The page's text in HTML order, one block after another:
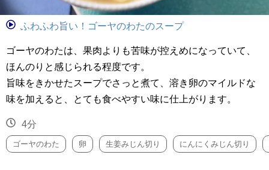
ふわふわ旨い！ゴーヤのわたのスープ
ゴーヤのわたは、果肉よりも苦味が控えめになっていて、
ほんのりと感じられる程度です。
旨味をきかせたスープでさっと煮て、溶き卵のマイルドな
味を加えると、とても食べやすい味に仕上がります。
4分
ゴーヤのわた 卵 生姜みじん切り にんにくみじん切り